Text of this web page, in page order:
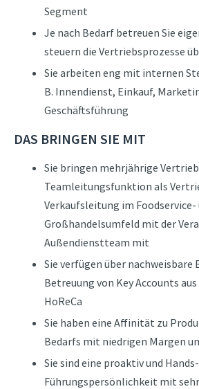
Segment
Je nach Bedarf betreuen Sie
steuern die Vertriebsprozesse
Sie arbeiten eng mit internen
B. Innendienst, Einkauf,
Geschäftsführung
DAS BRINGEN SIE MIT
Sie bringen mehrjährige
Teamleitungsfunktion als
Verkaufsleitung im Foodservice-
Großhandelsumfeld mit der
Außendienstteam mit
Sie verfügen über nachweisbare
Betreuung von Key Accounts
HoReCa
Sie haben eine Affinität zu
Bedarfs mit niedrigen Margen
Sie sind eine proaktiv und
Führungspersönlichkeit mit